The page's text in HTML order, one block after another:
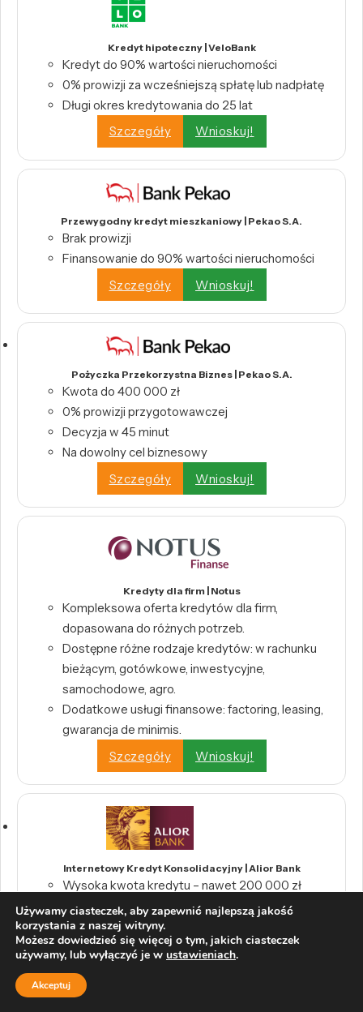
Kredyt hipoteczny | VeloBank
Kredyt do 90% wartości nieruchomości
0% prowizji za wcześniejszą spłatę lub nadpłatę
Długi okres kredytowania do 25 lat
Szczegóły
Wnioskuj!
Przewygodny kredyt mieszkaniowy | Pekao S.A.
Brak prowizji
Finansowanie do 90% wartości nieruchomości
Szczegóły
Wnioskuj!
Pożyczka Przekorzystna Biznes | Pekao S.A.
Kwota do 400 000 zł
0% prowizji przygotowawczej
Decyzja w 45 minut
Na dowolny cel biznesowy
Szczegóły
Wnioskuj!
Kredyty dla firm | Notus
Kompleksowa oferta kredytów dla firm,
dopasowana do różnych potrzeb.
Dostępne różne rodzaje kredytów: w rachunku
bieżącym, gotówkowe, inwestycyjne,
samochodowe, agro.
Dodatkowe usługi finansowe: factoring, leasing,
gwarancja de minimis.
Szczegóły
Wnioskuj!
Internetowy Kredyt Konsolidacyjny | Alior Bank
Wysoka kwota kredytu – nawet 200 000 zł
Długi okres spłaty – do 10 lat
Szczegóły
Używamy ciasteczek, aby zapewnić najlepszą jakość
korzystania z naszej witryny.
Możesz dowiedzieć się więcej o tym, jakich ciasteczek
używamy, lub wyłączyć je w ustawieniach.
Akceptuj